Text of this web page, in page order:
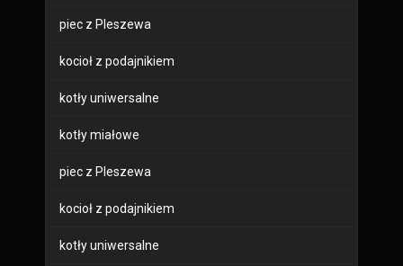
piec z Pleszewa
kocioł z podajnikiem
kotły uniwersalne
kotły miałowe
piec z Pleszewa
kocioł z podajnikiem
kotły uniwersalne